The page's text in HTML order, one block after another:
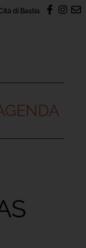
di Bastia